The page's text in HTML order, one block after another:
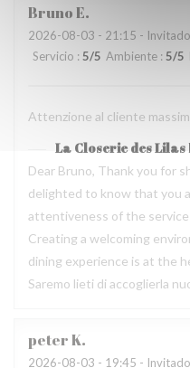
BrunoE
2026-08-03 - 21:15 -
Servicio : 5/5 Ambiente : 5/5
Attenzione al cliente
La Closerie des Lilas
Dear Bruno, Thank you for
delighted to know that you
attentiveness of the
Creating a welcoming
dining experience is at the
Saremo lieti di accoglierla
peterK
2026-08-03 - 19:45 -